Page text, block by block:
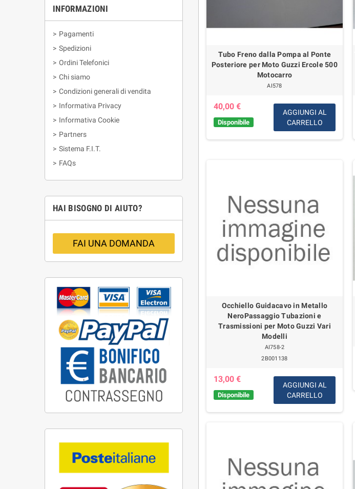
INFORMAZIONI
> Pagamenti
> Spedizioni
> Ordini Telefonici
> Chi siamo
> Condizioni generali di vendita
> Informativa Privacy
> Informativa Cookie
> Partners
> Sistema F.I.T.
> FAQs
HAI BISOGNO DI AIUTO?
FAI UNA DOMANDA
Tubo Freno dalla Pompa al Ponte
Posteriore per Moto Guzzi Ercole 500
Motocarro
AI578
40,00 €
Disponibile
AGGIUNGI AL
CARRELLO
Occhiello Guidacavo in Metallo
NeroPassaggio Tubazioni e
Trasmissioni per Moto Guzzi Vari
Modelli
AI758-2
2B001138
13,00 €
Disponibile
AGGIUNGI AL
CARRELLO